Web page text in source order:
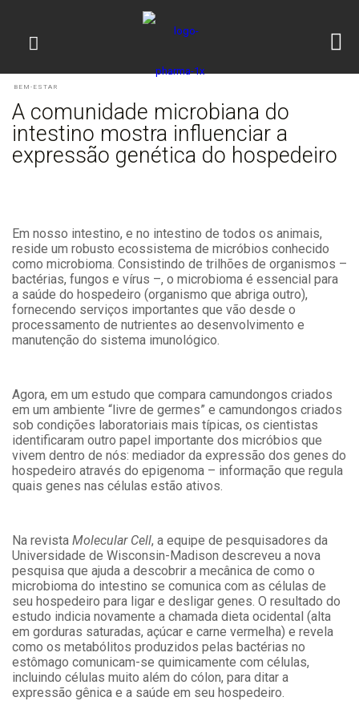
BEM-ESTAR
A comunidade microbiana do
intestino mostra influenciar a
expressão genética do hospedeiro
Em nosso intestino, e no intestino de todos os animais,
reside um robusto ecossistema de micróbios conhecido
como microbioma. Consistindo de trilhões de organismos –
bactérias, fungos e vírus –, o microbioma é essencial para
a saúde do hospedeiro (organismo que abriga outro),
fornecendo serviços importantes que vão desde o
processamento de nutrientes ao desenvolvimento e
manutenção do sistema imunológico.
Agora, em um estudo que compara camundongos criados
em um ambiente “livre de germes” e camundongos criados
sob condições laboratoriais mais típicas, os cientistas
identificaram outro papel importante dos micróbios que
vivem dentro de nós: mediador da expressão dos genes do
hospedeiro através do epigenoma – informação que regula
quais genes nas células estão ativos.
Na revista Molecular Cell, a equipe de pesquisadores da
Universidade de Wisconsin-Madison descreveu a nova
pesquisa que ajuda a descobrir a mecânica de como o
microbioma do intestino se comunica com as células de
seu hospedeiro para ligar e desligar genes. O resultado do
estudo indicia novamente a chamada dieta ocidental (alta
em gorduras saturadas, açúcar e carne vermelha) e revela
como os metabólitos produzidos pelas bactérias no
estômago comunicam-se quimicamente com células,
incluindo células muito além do cólon, para ditar a
expressão gênica e a saúde em seu hospedeiro.